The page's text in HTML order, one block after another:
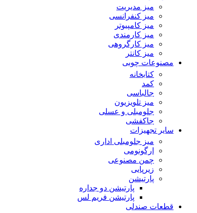
میز مدیریت
میز کنفرانسی
میز کامپیوتر
میز کارمندی
میز کارگروهی
میز کانتر
مصنوعات چوبی
کتابخانه
کمد
جالباسی
میز تلویزیون
جلومبلی و عسلی
جاکفشی
سایر تجهیزات
میز جلومبلی اداری
ارگونومی
چمن مصنوعی
زیرپایی
پارتیشن
پارتیشن دو جداره
پارتیشن فریم لس
قطعات صندلی